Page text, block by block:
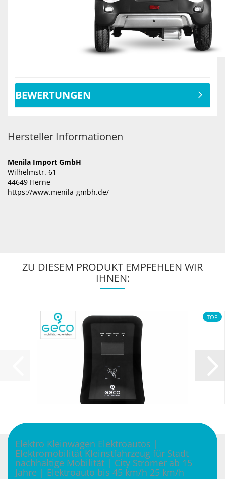
BEWERTUNGEN
Hersteller Informationen
Menila Import GmbH
Wilhelmstr. 61
44649 Herne
https://www.menila-gmbh.de/
ZU DIESEM PRODUKT EMPFEHLEN WIR
IHNEN:
TOP
Geco Wall­box M3W 11kW Plug & Play La­de­sta­ti­on...
699,00 EUR
Elektro Kleinwagen Elektroautos |
Elektromobilität Kleinstfahrzeug für Stadt
nachhaltige Mobilität | City Stromer ab 15
Jahre | Elektroauto bis 45 km/h 25 km/h